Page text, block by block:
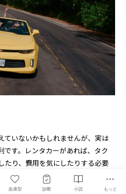
ていないかもしれませんが、実は
です。レンタカーがあれば、タク
たり、費用を気にしたりする必要
血液型 診断 小説 もっと